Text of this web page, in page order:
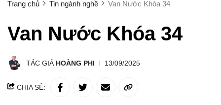
Trang chủ Tin ngành nghề Van Nước Khóa 34
Van Nước Khóa 34
TÁC GIẢ HOÀNG PHI 13/09/2025
CHIA SẺ: